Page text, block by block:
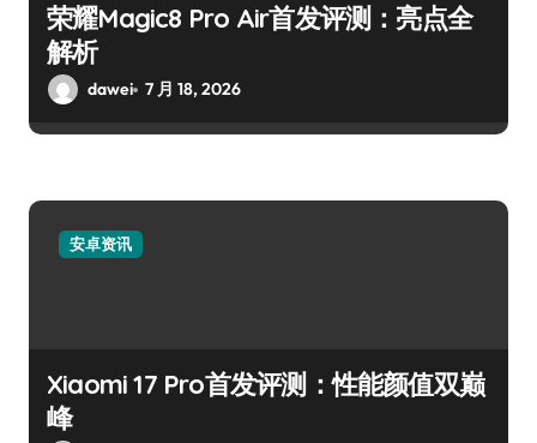
荣耀Magic8 Pro Air首发评测：亮点全
解析
dawei 7 月 18, 2026
安卓资讯
Xiaomi 17 Pro首发评测：性能颜值双巅
峰